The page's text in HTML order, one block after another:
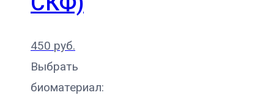
450 руб.
Выбрать
биоматериал: